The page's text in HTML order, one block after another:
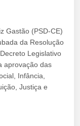
Gastão (PSD-CE)
da Resolução
Legislativo
aprovação das
Infância,
Justiça e